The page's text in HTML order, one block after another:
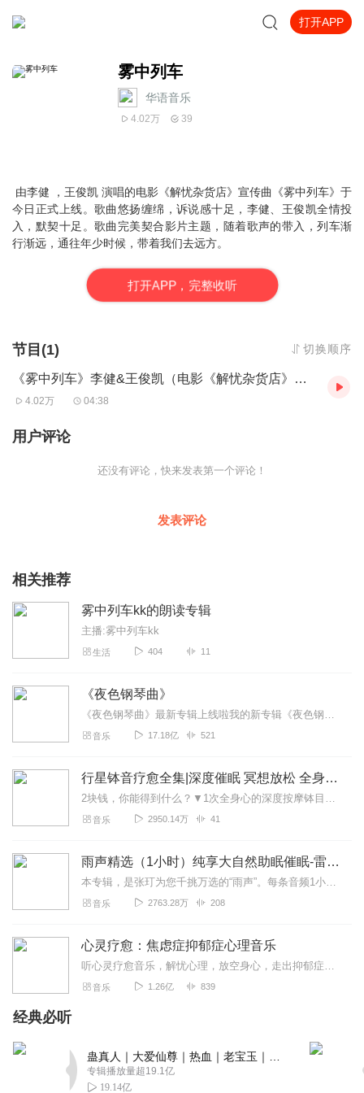
打开APP
雾中列车
华语音乐
4.02万 39
由李健 ，王俊凯 演唱的电影《解忧杂货店》宣传曲《雾中列车》于
今日正式上线。歌曲悠扬缠绵，诉说感十足，李健、王俊凯全情投
入，默契十足。歌曲完美契合影片主题，随着歌声的带入，列车渐
行渐远，通往年少时候，带着我们去远方。
打开APP，完整收听
节目(1) 切换顺序
《雾中列车》李健&王俊凯（电影《解忧杂货店》宣传曲）
4.02万 04:38
用户评论
还没有评论，快来发表第一个评论！
发表评论
相关推荐
雾中列车kk的朗读专辑
主播:雾中列车kk
生活 404 11
《夜色钢琴曲》
《夜色钢琴曲》最新专辑上线啦我的新专辑《夜色钢琴曲最新专辑》（点击跳转）已经上线，新专辑是《夜色钢琴曲》的升级版，我精选了诸多经典原创作品与大家分享，愿未来...
音乐 17.18亿 521
行星钵音疗愈全集|深度催眠 冥想放松 全身心深度按摩
2块钱，你能得到什么？▼1次全身心的深度按摩钵目前已广泛地被应用于美容Spa和按摩养生馆的疗程中，许多疗愈师使用铜钵在身体上，发现5分钟铜钵按摩的深度放松，效...
音乐 2950.14万 41
雨声精选（1小时）纯享大自然助眠催眠-雷雨声，下雨
本专辑，是张玎为您千挑万选的“雨声”。每条音频1小时，中间没有打扰。有轻柔细雨、淅淅沥沥；雨滴入水，滴答作响；隐隐雷声，隆隆为伴；流水潺潺，映入耳畔。这里没有音...
音乐 2763.28万 208
心灵疗愈：焦虑症抑郁症心理音乐
听心灵疗愈音乐，解忧心理，放空身心，走出抑郁症、焦虑症、恐惧症等情绪困扰。疗愈音乐=心灵养生最有效的聆听建议：步骤一、选择安静的环境，闭目静卧或坐。步骤二、根据...
音乐 1.26亿 839
经典必听
专辑播放量超19.1亿
19.14亿